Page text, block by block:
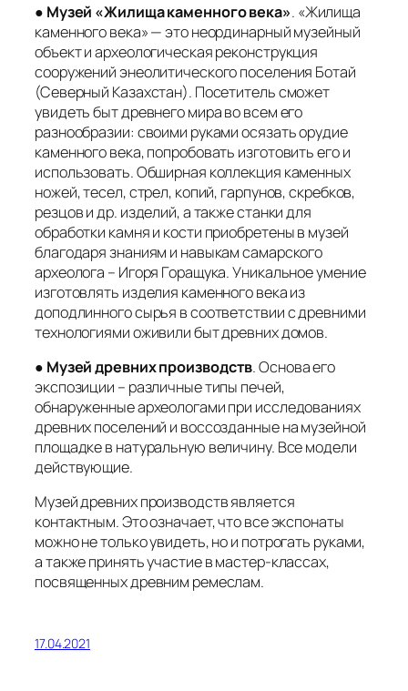
● Музей «Жилища каменного века». «Жилища
каменного века» — это неординарный музейный
объект и археологическая реконструкция
сооружений энеолитического поселения Ботай
(Северный Казахстан). Посетитель сможет
увидеть быт древнего мира во всем его
разнообразии: своими руками осязать орудие
каменного века, попробовать изготовить его и
использовать. Обширная коллекция каменных
ножей, тесел, стрел, копий, гарпунов, скребков,
резцов и др. изделий, а также станки для
обработки камня и кости приобретены в музей
благодаря знаниям и навыкам самарского
археолога – Игоря Горащука. Уникальное умение
изготовлять изделия каменного века из
доподлинного сырья в соответствии с древними
технологиями оживили быт древних домов.
● Музей древних производств. Основа его
экспозиции – различные типы печей,
обнаруженные археологами при исследованиях
древних поселений и воссозданные на музейной
площадке в натуральную величину. Все модели
действующие.
Музей древних производств является
контактным. Это означает, что все экспонаты
можно не только увидеть, но и потрогать руками,
а также принять участие в мастер-классах,
посвященных древним ремеслам.
17.04.2021